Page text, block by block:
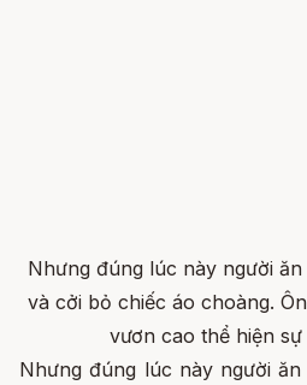
Nhưng đúng lúc này người
và cởi bỏ chiếc áo choàng.
vươn cao thể hiện
Nhưng đúng lúc này người